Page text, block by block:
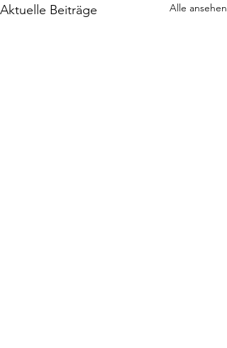
Aktuelle Beiträge Alle ansehen